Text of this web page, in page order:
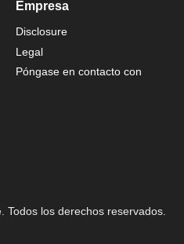
Empresa
Disclosure
Legal
Póngase en contacto con
Todos los derechos reservados.